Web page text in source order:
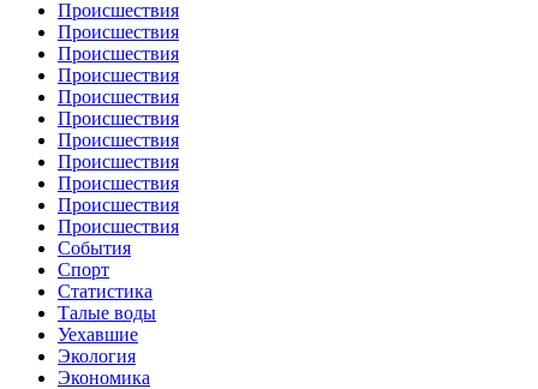
Происшествия
Происшествия
Происшествия
Происшествия
Происшествия
Происшествия
Происшествия
Происшествия
Происшествия
Происшествия
Происшествия
События
Спорт
Статистика
Талые воды
Уехавшие
Экология
Экономика